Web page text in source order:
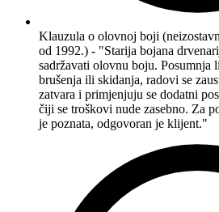
Klauzula o olovnoj boji
od 1992.) - "Starija bojana
sadržavati olovnu boju. Posumnja
brušenja ili skidanja, radovi se
zatvara i primjenjuju se dodatni
čiji se troškovi nude zasebno. Za
je poznata, odgovoran je klijent."